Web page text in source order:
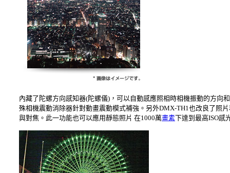
內藏了陀螺方向感知器(陀螺儀)，可以自動感應照相時相機振動的方向
殊相機震動消除器針對動畫震動模式補強。另外DMX-TH1也改良了照
與對焦。此一功能也可以應用靜態照片 在1000萬畫素下達到最高ISO感